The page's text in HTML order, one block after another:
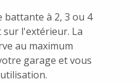
à 2, 3 ou 4
l'extérieur. La
au maximum
garage et vous